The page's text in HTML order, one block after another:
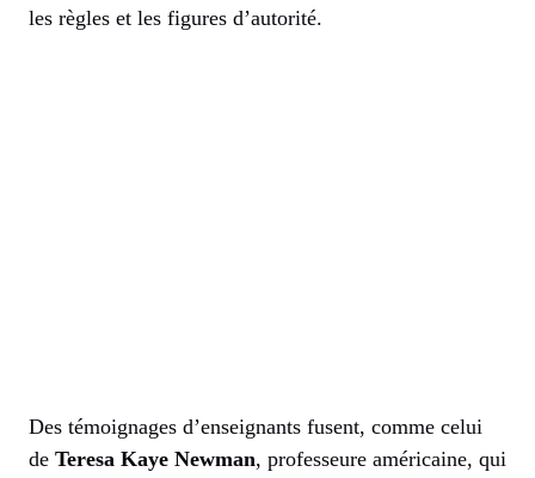
les règles et les figures d’autorité.
Des témoignages d’enseignants fusent, comme celui
de Teresa Kaye Newman, professeure américaine, qui